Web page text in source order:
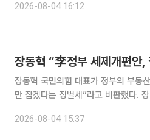
만 '똘똘한 한 채'에 대한 선호는 사라
2026-08-04 16:12
장동혁 “李정부 세제개편안,
장동혁 국민의힘 대표가 정부의 부동
만 잡겠다는 징벌세”라고 비판했다. 장 대표는 4일 국회에서 기자회견을 열고 “이재명 대통령은 장
2026-08-04 15:37